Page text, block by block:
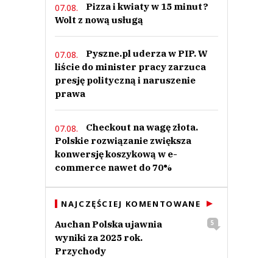
07.08.
Pizza i kwiaty w 15 minut?
Wolt z nową usługą
07.08.
Pyszne.pl uderza w PIP. W
liście do minister pracy zarzuca
presję polityczną i naruszenie
prawa
07.08.
Checkout na wagę złota.
Polskie rozwiązanie zwiększa
konwersję koszykową w e-
commerce nawet do 70%
NAJCZĘŚCIEJ KOMENTOWANE
Auchan Polska ujawnia
wyniki za 2025 rok.
Przychody
5